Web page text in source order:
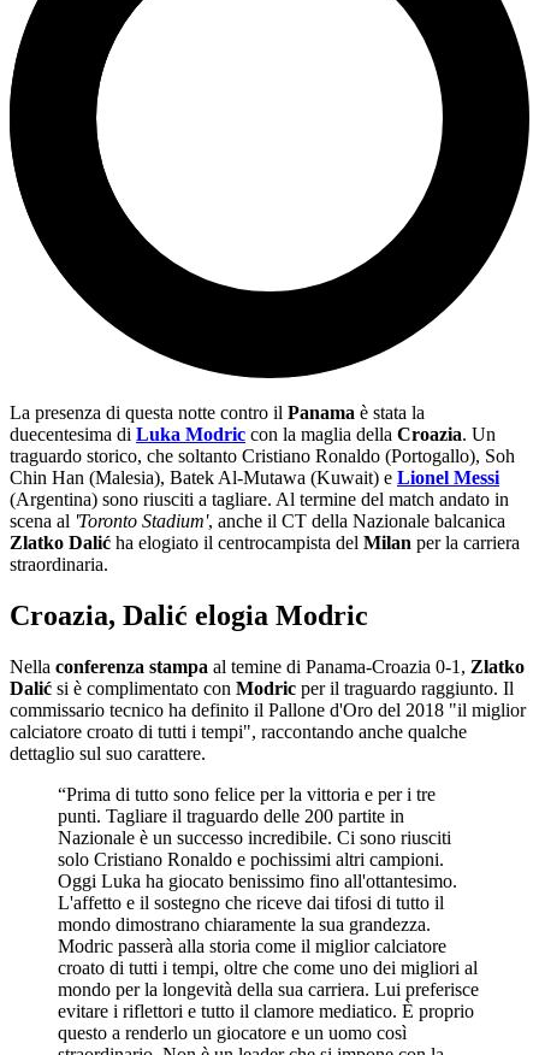
La presenza di questa notte contro il Panama è stata la
duecentesima di Luka Modric con la maglia della Croazia. Un
traguardo storico, che soltanto Cristiano Ronaldo (Portogallo), Soh
Chin Han (Malesia), Batek Al-Mutawa (Kuwait) e Lionel Messi
(Argentina) sono riusciti a tagliare. Al termine del match andato in
scena al 'Toronto Stadium', anche il CT della Nazionale balcanica
Zlatko Dalić ha elogiato il centrocampista del Milan per la carriera
straordinaria.
Croazia, Dalić elogia Modric
Nella conferenza stampa al temine di Panama-Croazia 0-1, Zlatko
Dalić si è complimentato con Modric per il traguardo raggiunto. Il
commissario tecnico ha definito il Pallone d'Oro del 2018 "il miglior
calciatore croato di tutti i tempi", raccontando anche qualche
dettaglio sul suo carattere.
“Prima di tutto sono felice per la vittoria e per i tre
punti. Tagliare il traguardo delle 200 partite in
Nazionale è un successo incredibile. Ci sono riusciti
solo Cristiano Ronaldo e pochissimi altri campioni.
Oggi Luka ha giocato benissimo fino all'ottantesimo.
L'affetto e il sostegno che riceve dai tifosi di tutto il
mondo dimostrano chiaramente la sua grandezza.
Modric passerà alla storia come il miglior calciatore
croato di tutti i tempi, oltre che come uno dei migliori al
mondo per la longevità della sua carriera. Lui preferisce
evitare i riflettori e tutto il clamore mediatico. È proprio
questo a renderlo un giocatore e un uomo così